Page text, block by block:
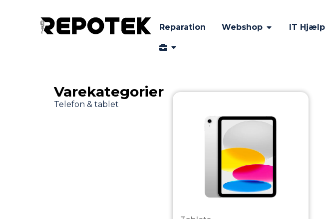
Reparation Webshop IT Hjælp
Varekategorier